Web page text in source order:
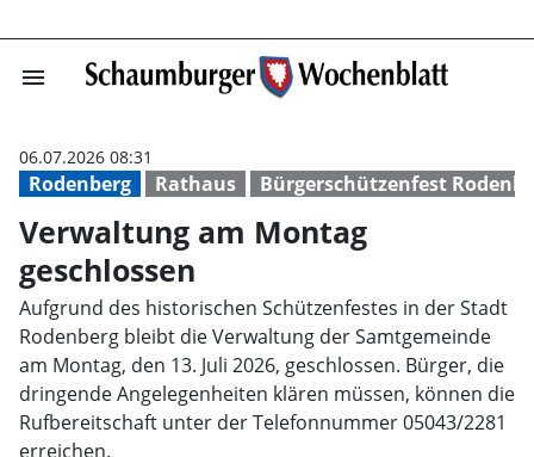
menu Verwaltung am
Rodenberg Rathaus Bürgerschützenfest
06.07.2026 08:31
Verwaltung am Montag
geschlossen
Aufgrund des historischen Schützenfestes in der Stadt
Rodenberg bleibt die Verwaltung der Samtgemeinde
am Montag, den 13. Juli 2026, geschlossen. Bürger, die
dringende Angelegenheiten klären müssen, können die
Rufbereitschaft unter der Telefonnummer 05043/2281
erreichen.